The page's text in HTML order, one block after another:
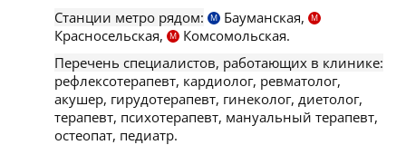
Станции метро рядом:
М Бауманская, М
Красносельская, М
Комсомольская.
Перечень специалистов, работающих в клинике:
рефлексотерапевт, кардиолог, ревматолог,
акушер, гирудотерапевт, гинеколог, диетолог,
терапевт, психотерапевт, мануальный терапевт,
остеопат, педиатр.